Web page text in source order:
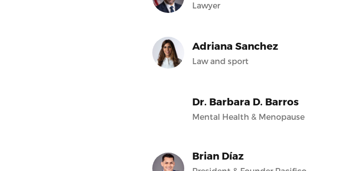
Lawyer
Adriana Sanchez
Law and sport
Dr. Barbara D. Barros
Mental Health & Menopause
Brian Díaz